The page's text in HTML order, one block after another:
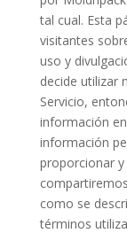
tal cual. Esta
visitantes
uso y
decide utilizar
Servicio,
información
información
proporcionar
como se
términos